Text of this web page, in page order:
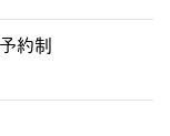
約制